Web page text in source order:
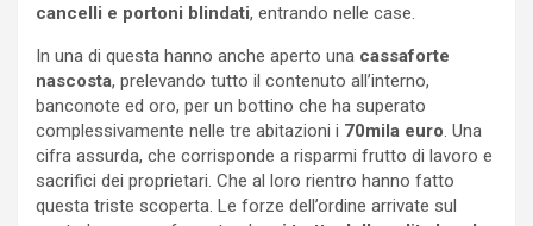
cancelli e portoni blindati, entrando nelle case.
In una di questa hanno anche aperto una cassaforte
nascosta, prelevando tutto il contenuto all’interno,
banconote ed oro, per un bottino che ha superato
complessivamente nelle tre abitazioni i 70mila euro. Una
cifra assurda, che corrisponde a risparmi frutto di lavoro e
sacrifici dei proprietari. Che al loro rientro hanno fatto
questa triste scoperta. Le forze dell’ordine arrivate sul